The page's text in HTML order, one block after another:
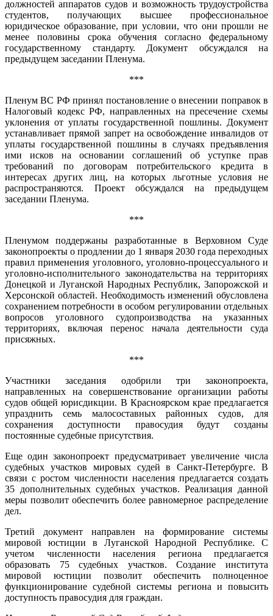
должностей аппаратов судов и возможность трудоустройства
студентов, получающих высшее профессиональное
юридическое образование, при условии, что они прошли не
менее половины срока обучения согласно федеральному
государственному стандарту. Документ обсуждался на
предыдущем заседании Пленума.
***
Пленум ВС РФ принял постановление о внесении поправок в
Налоговый кодекс РФ, направленных на пресечение схемы
уклонения от уплаты государственной пошлины. Документ
устанавливает прямой запрет на освобождение инвалидов от
уплаты государственной пошлины в случаях предъявления
ими исков на основании соглашений об уступке прав
требований по договорам потребительского кредита в
интересах других лиц, на которых льготные условия не
распространяются. Проект обсуждался на предыдущем
заседании Пленума.
***
Пленумом поддержаны разработанные в Верховном Суде
законопроекты о продлении до 1 января 2030 года переходных
правил применения уголовного, уголовно-процессуального и
уголовно-исполнительного законодательства на территориях
Донецкой и Луганской Народных Республик, Запорожской и
Херсонской областей. Необходимость изменений обусловлена
сохранением потребности в особом регулировании отдельных
вопросов уголовного судопроизводства на указанных
территориях, включая перенос начала деятельности суда
присяжных.
***
Участники заседания одобрили три законопроекта,
направленных на совершенствование организации работы
судов общей юрисдикции. В Красноярском крае предлагается
упразднить семь малосоставных районных судов, для
сохранения доступности правосудия будут созданы
постоянные судебные присутствия.
Еще один законопроект предусматривает увеличение числа
судебных участков мировых судей в Санкт-Петербурге. В
связи с ростом численности населения предлагается создать
35 дополнительных судебных участков. Реализация данной
меры позволит обеспечить более равномерное распределение
дел.
Третий документ направлен на формирование системы
мировой юстиции в Луганской Народной Республике. С
учетом численности населения региона предлагается
образовать 75 судебных участков. Создание института
мировой юстиции позволит обеспечить полноценное
функционирование судебной системы региона и повысить
доступность правосудия для граждан.